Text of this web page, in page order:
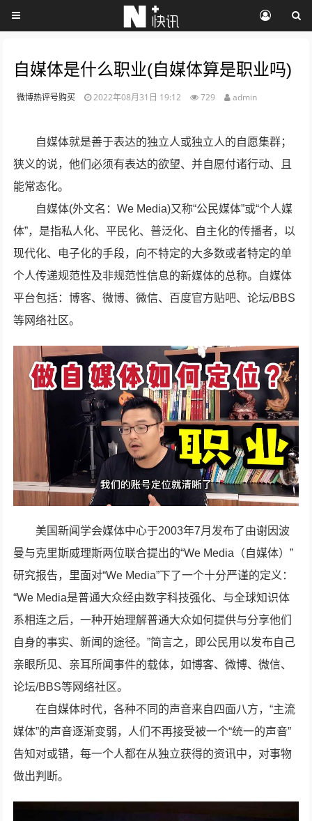
自媒体是什么职业(自媒体算是职业吗)
微博热评号购买 2022年08月31日 19:12 729 admin
自媒体就是善于表达的独立人或独立人的自愿集群；
狭义的说，他们必须有表达的欲望、并自愿付诸行动、且
能常态化。
自媒体(外文名：We Media)又称“公民媒体”或“个人媒
体”，是指私人化、平民化、普泛化、自主化的传播者，以
现代化、电子化的手段，向不特定的大多数或者特定的单
个人传递规范性及非规范性信息的新媒体的总称。自媒体
平台包括：博客、微博、微信、百度官方贴吧、论坛/BBS
等网络社区。
美国新闻学会媒体中心于2003年7月发布了由谢因波
曼与克里斯威理斯两位联合提出的“We Media（自媒体）”
研究报告，里面对“We Media”下了一个十分严谨的定义：
“We Media是普通大众经由数字科技强化、与全球知识体
系相连之后，一种开始理解普通大众如何提供与分享他们
自身的事实、新闻的途径。”简言之，即公民用以发布自己
亲眼所见、亲耳所闻事件的载体，如博客、微博、微信、
论坛/BBS等网络社区。
在自媒体时代，各种不同的声音来自四面八方，“主流
媒体”的声音逐渐变弱，人们不再接受被一个“统一的声音”
告知对或错，每一个人都在从独立获得的资讯中，对事物
做出判断。